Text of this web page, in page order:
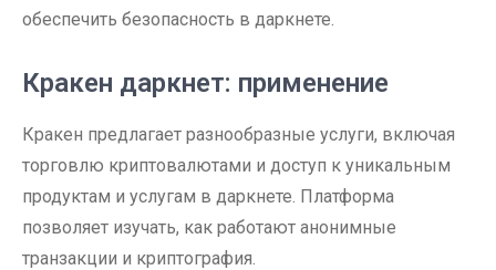
обеспечить безопасность в даркнете.
Кракен даркнет: применение
Кракен предлагает разнообразные услуги, включая
торговлю криптовалютами и доступ к уникальным
продуктам и услугам в даркнете. Платформа
позволяет изучать, как работают анонимные
транзакции и криптография.